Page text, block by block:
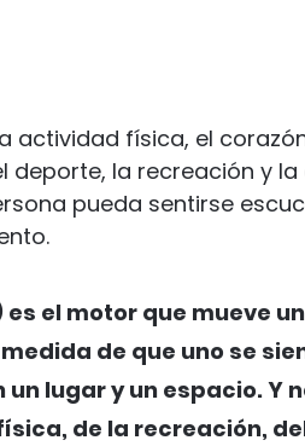
actividad física, el
deporte, la recreación y la
pueda sentirse
el motor que mueve
de que uno se
lugar y un espacio. Y
de la recreación,